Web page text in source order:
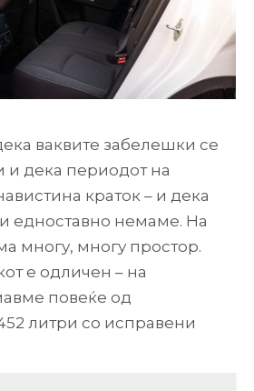
ваквите забелешки се
и дека периодот на
краток – и дека
едноставно немаме. На
многу, многу простор.
е одличен – на
повеќе од
литри со исправени